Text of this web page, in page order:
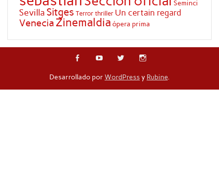
Seminci
Sevilla Sitges Terrorthriller Un certain regard
Venecia Zinemaldia ópera prima
Desarrollado por WordPressy Rubine.